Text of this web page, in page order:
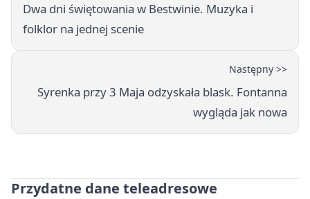
Dwa dni świętowania w Bestwinie. Muzyka i
folklor na jednej scenie
Następny >>
Syrenka przy 3 Maja odzyskała blask. Fontanna
wygląda jak nowa
Przydatne dane teleadresowe